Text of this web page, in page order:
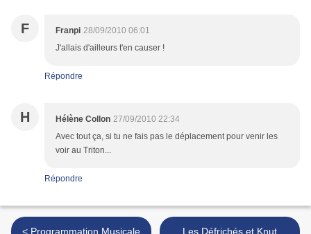
F Franpi 28/09/2010 06:01
J'allais d'ailleurs t'en causer !
Répondre
H Hélène Collon 27/09/2010 22:34
Avec tout ça, si tu ne fais pas le déplacement pour venir les
voir au Triton...
Répondre
< Programmation Musicale Les Défrichés et Knut